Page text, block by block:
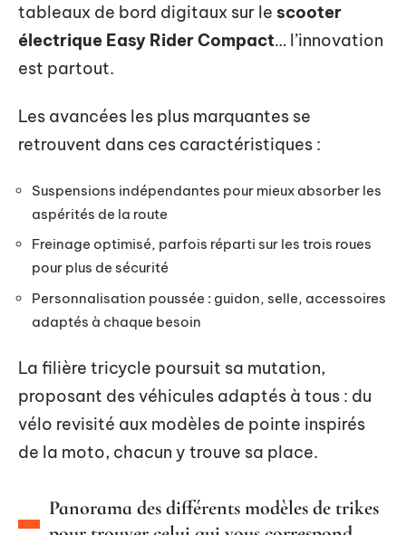
tableaux de bord digitaux sur le scooter
électrique Easy Rider Compact… l’innovation
est partout.
Les avancées les plus marquantes se
retrouvent dans ces caractéristiques :
Suspensions indépendantes pour mieux absorber les
aspérités de la route
Freinage optimisé, parfois réparti sur les trois roues
pour plus de sécurité
Personnalisation poussée : guidon, selle, accessoires
adaptés à chaque besoin
La filière tricycle poursuit sa mutation,
proposant des véhicules adaptés à tous : du
vélo revisité aux modèles de pointe inspirés
de la moto, chacun y trouve sa place.
Panorama des différents modèles de trikes